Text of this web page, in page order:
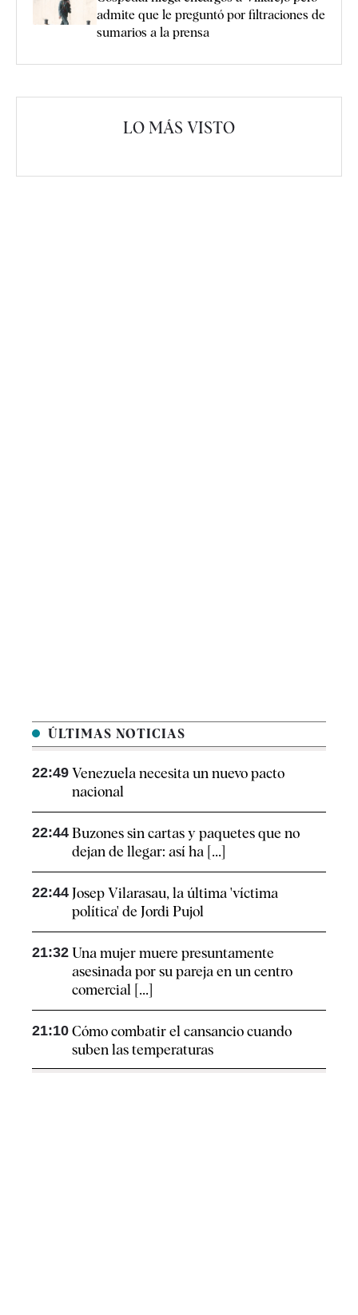
admite que le preguntó por filtraciones de
sumarios a la prensa
LO MÁS VISTO
ÚLTIMAS NOTICIAS
22:49 Venezuela necesita un nuevo pacto
nacional
22:44 Buzones sin cartas y paquetes que no
dejan de llegar: así ha [...]
22:44 Josep Vilarasau, la última 'víctima
política' de Jordi Pujol
21:32 Una mujer muere presuntamente
asesinada por su pareja en un centro
comercial [...]
21:10 Cómo combatir el cansancio​ cuando
suben las temperaturas